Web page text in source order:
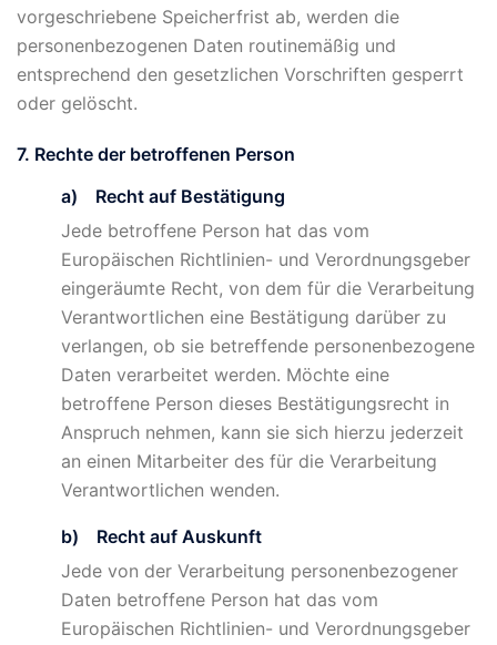
vorgeschriebene Speicherfrist ab, werden die
personenbezogenen Daten routinemäßig und
entsprechend den gesetzlichen Vorschriften gesperrt
oder gelöscht.
7. Rechte der betroffenen Person
a) Recht auf Bestätigung
Jede betroffene Person hat das vom
Europäischen Richtlinien- und Verordnungsgeber
eingeräumte Recht, von dem für die Verarbeitung
Verantwortlichen eine Bestätigung darüber zu
verlangen, ob sie betreffende personenbezogene
Daten verarbeitet werden. Möchte eine
betroffene Person dieses Bestätigungsrecht in
Anspruch nehmen, kann sie sich hierzu jederzeit
an einen Mitarbeiter des für die Verarbeitung
Verantwortlichen wenden.
b) Recht auf Auskunft
Jede von der Verarbeitung personenbezogener
Daten betroffene Person hat das vom
Europäischen Richtlinien- und Verordnungsgeber